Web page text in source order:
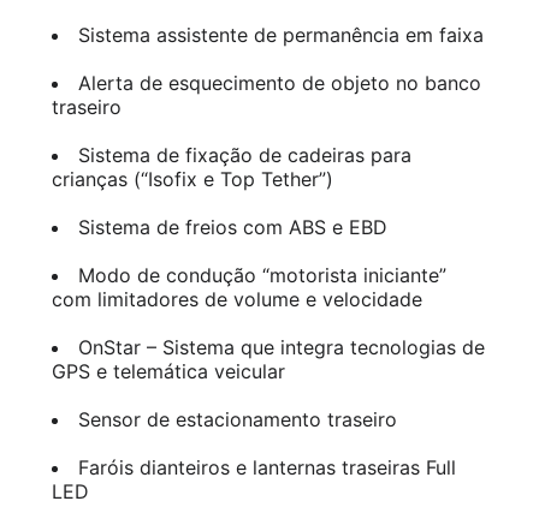
Sistema assistente de permanência em faixa
Alerta de esquecimento de objeto no banco
traseiro
Sistema de fixação de cadeiras para
crianças (“Isofix e Top Tether”)
Sistema de freios com ABS e EBD
Modo de condução “motorista iniciante”
com limitadores de volume e velocidade
OnStar – Sistema que integra tecnologias de
GPS e telemática veicular
Sensor de estacionamento traseiro
Faróis dianteiros e lanternas traseiras Full
LED